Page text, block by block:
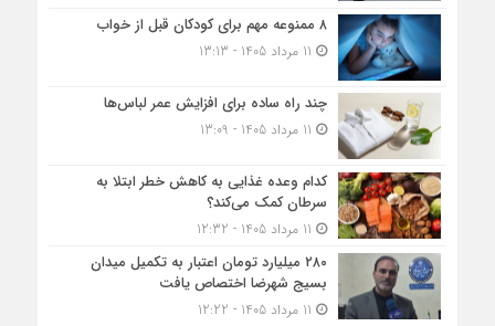
۸ ممنوعه مهم برای کودکان قبل از خواب
چند راه ساده برای افزایش عمر لباس‌ها
کدام وعده غذایی به کاهش خطر ابتلا به
سرطان کمک می‌کند؟
۲۸۰ میلیارد تومان اعتبار به تکمیل میدان
بسیج شهرضا اختصاص یافت